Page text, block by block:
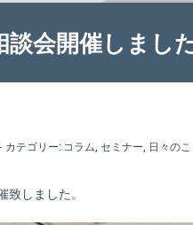
会開催しまし
- カテゴリー: コラム セミナー 日々のこ
しました。